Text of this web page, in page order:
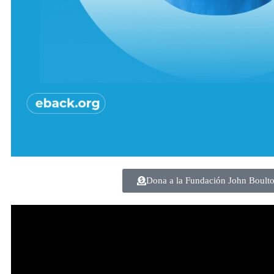
Dona a la Fundación John